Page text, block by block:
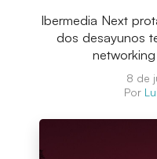
Ibermedia Next
dos desayunos
8 de
Por